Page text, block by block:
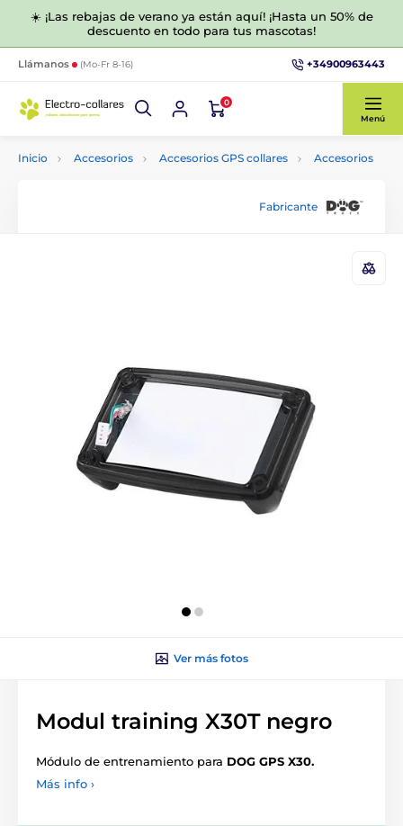
☀️ ¡Las rebajas de verano ya están aquí! ¡Hasta un 50% de
descuento en todo para tus mascotas!
Llámanos (Mo-Fr 8-16) +34900963443
0
Menú
Inicio Accesorios Accesorios GPS collares Accesorios
Fabricante
Ver más fotos
Modul training X30T negro
Módulo de entrenamiento para DOG GPS X30.
Más info ›